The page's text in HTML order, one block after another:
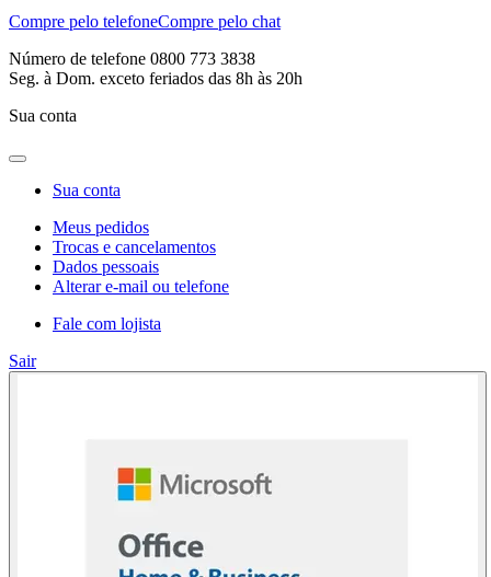
Compre pelo telefoneCompre pelo chat
Número de telefone 0800 773 3838
Seg. à Dom. exceto feriados das 8h às 20h
Sua conta
Sua conta
Meus pedidos
Trocas e cancelamentos
Dados pessoais
Alterar e-mail ou telefone
Fale com lojista
Sair